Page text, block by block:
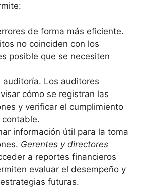
de forma más eficiente.
no coinciden con los
posible que se necesiten
auditoría. Los auditores
cómo se registran las
y verificar el cumplimiento
información útil para la toma
Gerentes y directores
a reportes financieros
evaluar el desempeño y
futuras.